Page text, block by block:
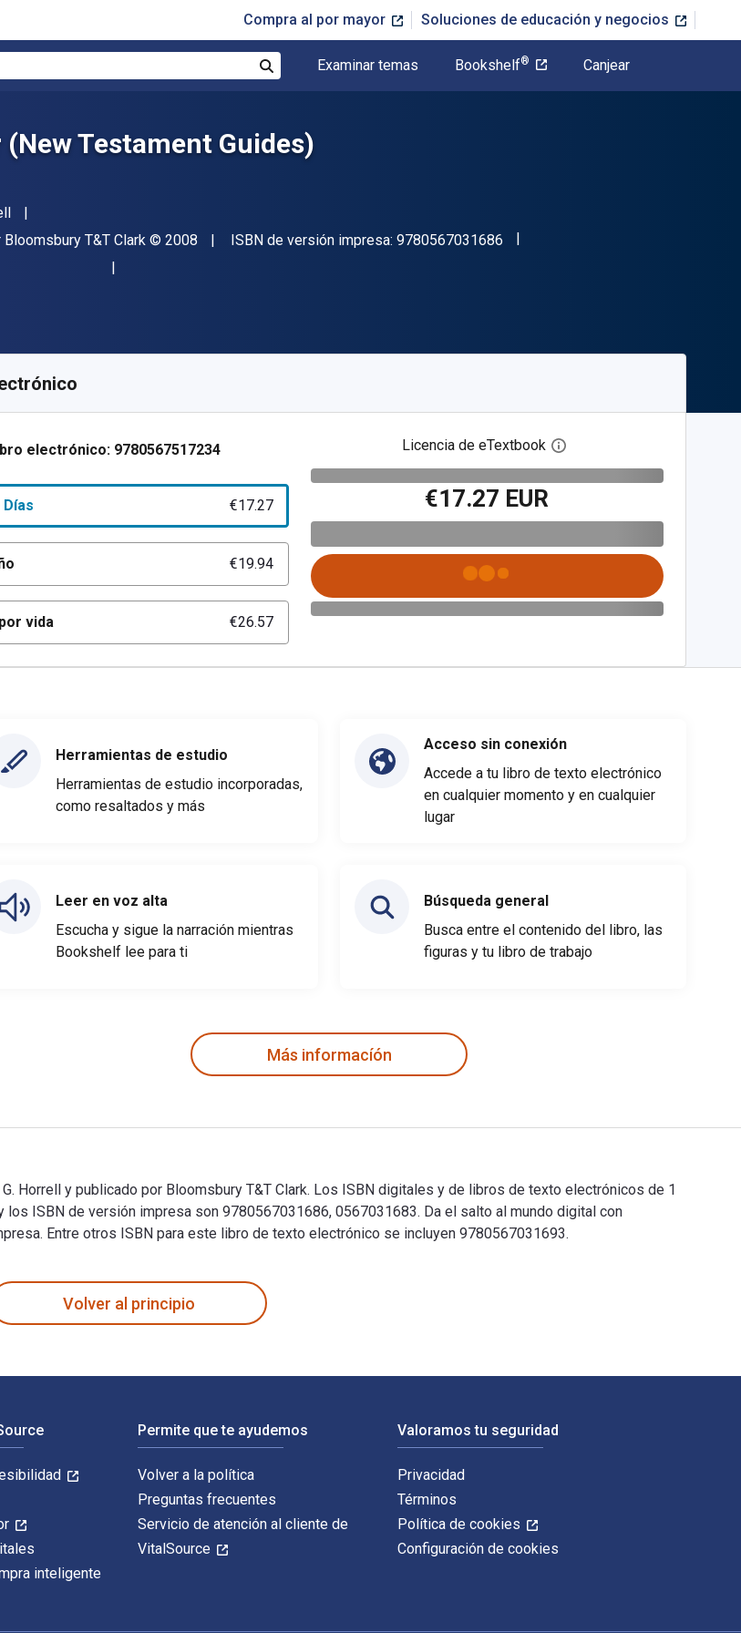
Compra al por mayor Soluciones de educación y negocios
Examinar temas Bookshelf® Canjear
(New Testament Guides)
Bloomsbury T&T Clark Copyright
© 2008 ISBN de versión impresa: 9780567031686 "ISBN-13 9780567031686"
electrónico: 9780567517234
Días €17.27
€19.94
vida €26.57
Licencia de eTextbook Abre el cuadro de diálogo
€17.27 EUR
Herramientas de estudio
Herramientas de estudio incorporadas,
como resaltados y más
Leer en voz alta
Escucha y sigue la narración mientras
Bookshelf lee para ti
Acceso sin conexión
Accede a tu libro de texto electrónico
en cualquier momento y en cualquier
lugar
Búsqueda general
Busca entre el contenido del libro, las
figuras y tu libro de trabajo
Más informacíón
Horrell y publicado por Bloomsbury T&T Clark. Los ISBN digitales y de libros de texto electrónicos de 1
ISBN de versión impresa son 9780567031686, 0567031683. Da el salto al mundo digital con
Entre otros ISBN para este libro de texto electrónico se incluyen 9780567031693.
Volver al principio
inteligente
Permite que te ayudemos
Volver a la política
Preguntas frecuentes
Servicio de atención al cliente de
VitalSource
Valoramos tu seguridad
Privacidad
Términos
Política de cookies
Configuración de cookies